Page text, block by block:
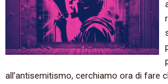
all’antisemitismo, cerchiamo ora di fare